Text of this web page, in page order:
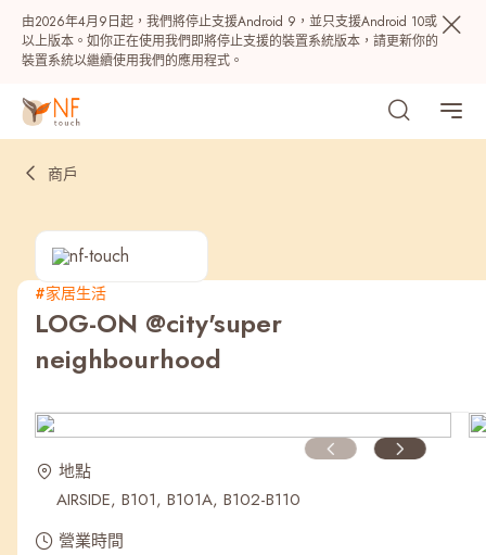
由2026年4月9日起，我們將停止支援Android 9，並只支援Android 10或
以上版本。如你正在使用我們即將停止支援的裝置系統版本，請更新你的
裝置系統以繼續使用我們的應用程式。
熱門
最近搜尋紀錄
商戶
#家居生活
LOG-ON @city'super
neighbourhood
地點
AIRSIDE, B101, B101A, B102-B110
營業時間